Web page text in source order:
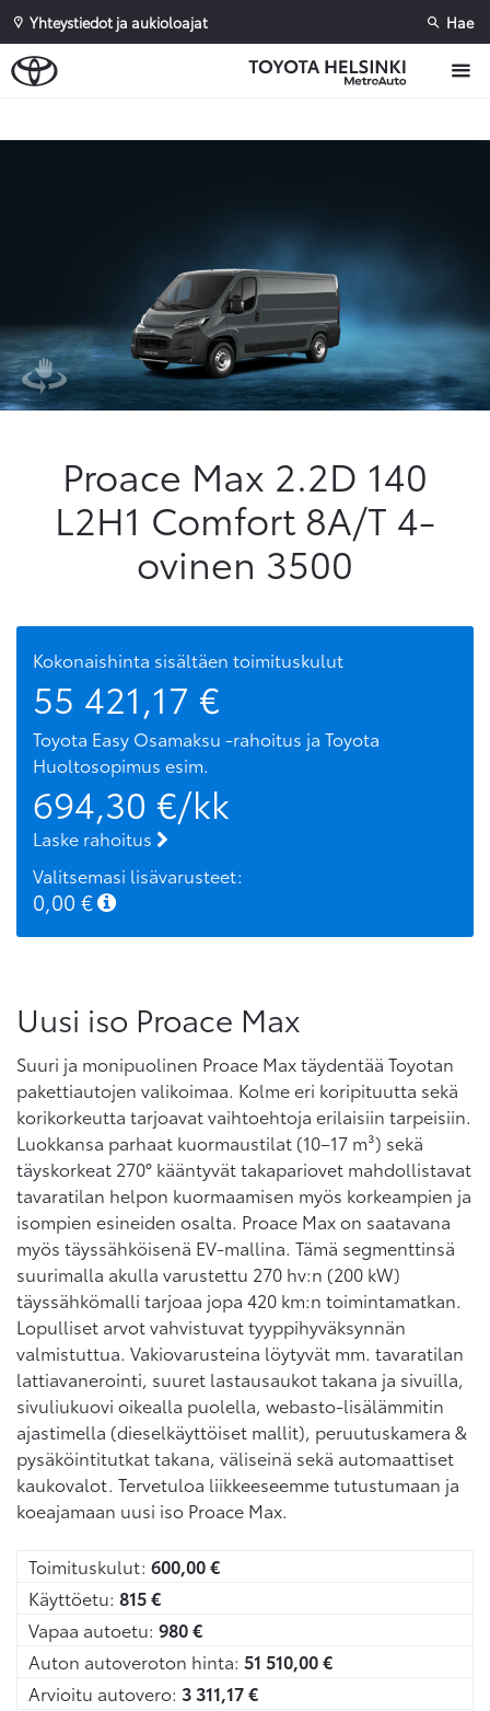
Yhteystiedot ja aukioloajat Hae
Proace Max 2.2D 140
L2H1 Comfort 8A/T 4-
ovinen 3500
Kokonaishinta sisältäen toimituskulut
55 421,17 €
Toyota Easy Osamaksu -rahoitus ja Toyota
Huoltosopimus esim.
694,30 €/kk
Laske rahoitus
Valitsemasi lisävarusteet:
0,00 €
Uusi iso Proace Max
Suuri ja monipuolinen Proace Max täydentää Toyotan
pakettiautojen valikoimaa. Kolme eri koripituutta sekä
korikorkeutta tarjoavat vaihtoehtoja erilaisiin tarpeisiin.
Luokkansa parhaat kuormaustilat (10–17 m³) sekä
täyskorkeat 270° kääntyvät takapariovet mahdollistavat
tavaratilan helpon kuormaamisen myös korkeampien ja
isompien esineiden osalta. Proace Max on saatavana
myös täyssähköisenä EV-mallina. Tämä segmenttinsä
suurimalla akulla varustettu 270 hv:n (200 kW)
täyssähkömalli tarjoaa jopa 420 km:n toimintamatkan.
Lopulliset arvot vahvistuvat tyyppihyväksynnän
valmistuttua. Vakiovarusteina löytyvät mm. tavaratilan
lattiavanerointi, suuret lastausaukot takana ja sivuilla,
sivuliukuovi oikealla puolella, webasto-lisälämmitin
ajastimella (dieselkäyttöiset mallit), peruutuskamera &
pysäköintitutkat takana, väliseinä sekä automaattiset
kaukovalot. Tervetuloa liikkeeseemme tutustumaan ja
koeajamaan uusi iso Proace Max.
Toimituskulut: 600,00€
Käyttöetu: 815€
Vapaa autoetu: 980€
Auton autoveroton hinta: 51 510,00€
Arvioitu autovero: 3 311,17€